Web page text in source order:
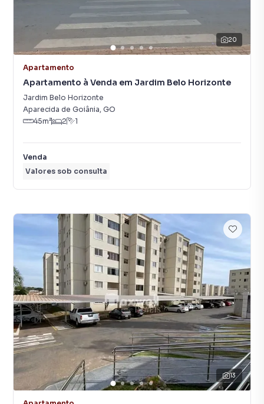
20
Apartamento
Apartamento à Venda em Jardim Belo Horizonte
Jardim Belo Horizonte
Aparecida de Goiânia, GO
45m² 2 1
Venda
Valores sob consulta
13